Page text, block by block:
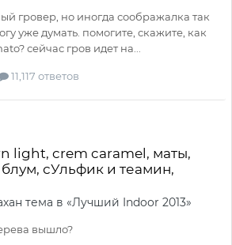
гровер, но иногда соображалка так
уже думать. помогите, скажите, как
сейчас гров идет на...
11,117 ответов
light, crem caramel, маты,
сУльфик и теамин,
тема в «Лучший Indoor 2013»
вышло?